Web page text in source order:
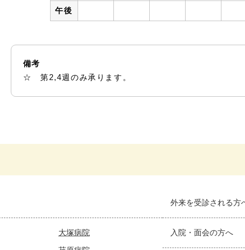
午後
備考
☆ 第2,4週のみ承ります。
大塚病院
外来を受診される方
入院・面会の方へ